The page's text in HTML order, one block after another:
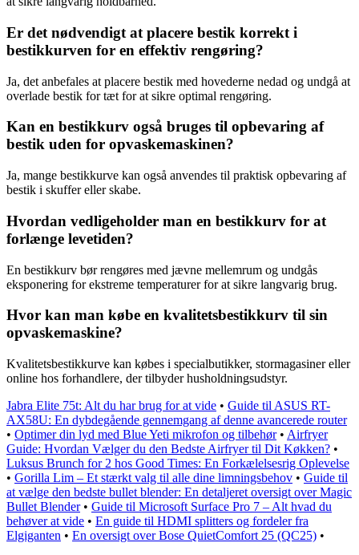
Er det nødvendigt at placere bestik korrekt i
bestikkurven for en effektiv rengøring?
Ja, det anbefales at placere bestik med hovederne nedad og undgå at
overlade bestik for tæt for at sikre optimal rengøring.
Kan en bestikkurv også bruges til opbevaring af
bestik uden for opvaskemaskinen?
Ja, mange bestikkurve kan også anvendes til praktisk opbevaring af
bestik i skuffer eller skabe.
Hvordan vedligeholder man en bestikkurv for at
forlænge levetiden?
En bestikkurv bør rengøres med jævne mellemrum og undgås
eksponering for ekstreme temperaturer for at sikre langvarig brug.
Hvor kan man købe en kvalitetsbestikkurv til sin
opvaskemaskine?
Kvalitetsbestikkurve kan købes i specialbutikker, stormagasiner eller
online hos forhandlere, der tilbyder husholdningsudstyr.
Jabra Elite 75t: Alt du har brug for at vide • Guide til ASUS RT-
AX58U: En dybdegående gennemgang af denne avancerede router
• Optimer din lyd med Blue Yeti mikrofon og tilbehør• Airfryer
Guide: Hvordan Vælger du den Bedste Airfryer til Dit Køkken? •
Luksus Brunch for 2 hos Good Times: En Forkælelsesrig Oplevelse
• Gorilla Lim – Et stærkt valg til alle dine limningsbehov • Guide til
at vælge den bedste bullet blender: En detaljeret oversigt over Magic
Bullet Blender• Guide til Microsoft Surface Pro 7 – Alt hvad du
behøver at vide • En guide til HDMI splitters og fordeler fra
Elgiganten • En oversigt over Bose QuietComfort 25 (QC25) •